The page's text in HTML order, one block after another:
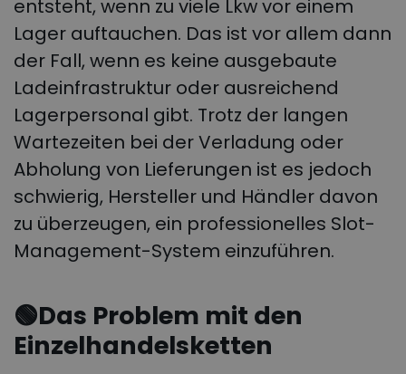
entsteht, wenn zu viele Lkw vor einem
Lager auftauchen. Das ist vor allem dann
der Fall, wenn es keine ausgebaute
Ladeinfrastruktur oder ausreichend
Lagerpersonal gibt. Trotz der langen
Wartezeiten bei der Verladung oder
Abholung von Lieferungen ist es jedoch
schwierig, Hersteller und Händler davon
zu überzeugen, ein professionelles Slot-
Management-System einzuführen.
🟢Das Problem mit den
Einzelhandelsketten